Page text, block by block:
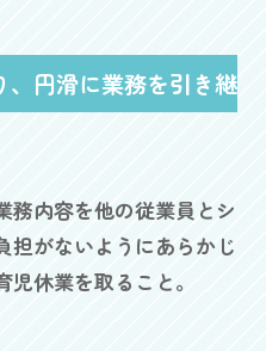
、円滑に業務を引き継
務内容を他の従業員とシ
担がないようにあらかじ
休業を取ること。